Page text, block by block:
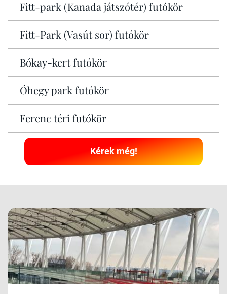
Fitt-park (Kanada játszótér) futókör
Fitt-Park (Vasút sor) futókör
Bókay-kert futókör
Óhegy park futókör
Ferenc téri futókör
Kérek még!